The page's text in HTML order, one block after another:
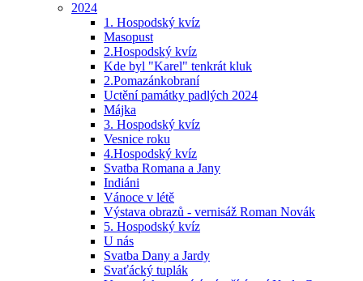
2024
1. Hospodský kvíz
Masopust
2.Hospodský kvíz
Kde byl "Karel" tenkrát kluk
2.Pomazánkobraní
Uctění památky padlých 2024
Májka
3. Hospodský kvíz
Vesnice roku
4.Hospodský kvíz
Svatba Romana a Jany
Indiáni
Vánoce v létě
Výstava obrazů - vernisáž Roman Novák
5. Hospodský kvíz
U nás
Svatba Dany a Jardy
Svaťácký tuplák